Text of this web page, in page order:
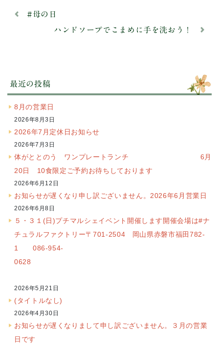
#母の日
ハンドソープでこまめに手を洗おう！
最近の投稿
8月の営業日
2026年8月3日
2026年7月定休日お知らせ
2026年7月3日
体がととのう ワンプレートランチ 6月
20日 10食限定ご予約お待ちしております
2026年6月12日
お知らせが遅くなり申し訳ございません。2026年6月営業日
2026年6月8日
５・３１(日)プチマルシェイベント開催します開催会場は#ナ
チュラルファクトリー〒701-2504 岡山県赤磐市福田782-
1 086-954-
0628
2026年5月21日
(タイトルなし)
2026年4月30日
お知らせが遅くなりまして申し訳ございません。３月の営業
日です